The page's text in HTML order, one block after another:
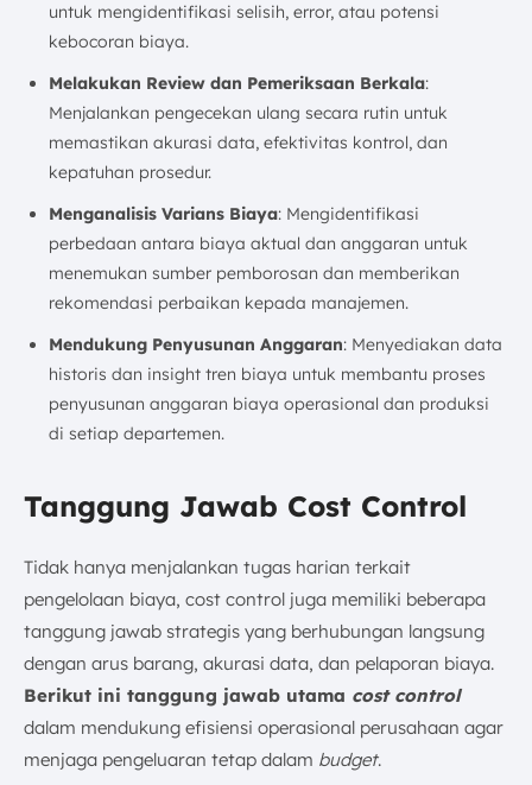
untuk mengidentifikasi selisih, error, atau potensi
kebocoran biaya.
Melakukan Review dan Pemeriksaan Berkala:
Menjalankan pengecekan ulang secara rutin untuk
memastikan akurasi data, efektivitas kontrol, dan
kepatuhan prosedur.
Menganalisis Varians Biaya: Mengidentifikasi
perbedaan antara biaya aktual dan anggaran untuk
menemukan sumber pemborosan dan memberikan
rekomendasi perbaikan kepada manajemen.
Mendukung Penyusunan Anggaran: Menyediakan data
historis dan insight tren biaya untuk membantu proses
penyusunan anggaran biaya operasional dan produksi
di setiap departemen.
Tanggung Jawab Cost Control
Tidak hanya menjalankan tugas harian terkait
pengelolaan biaya, cost control juga memiliki beberapa
tanggung jawab strategis yang berhubungan langsung
dengan arus barang, akurasi data, dan pelaporan biaya.
Berikut ini tanggung jawab utama cost control
dalam mendukung efisiensi operasional perusahaan agar
menjaga pengeluaran tetap dalam budget.